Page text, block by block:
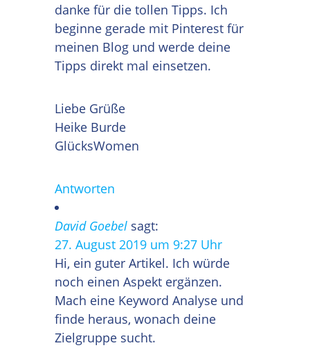
danke für die tollen Tipps. Ich
beginne gerade mit Pinterest für
meinen Blog und werde deine
Tipps direkt mal einsetzen.
Liebe Grüße
Heike Burde
GlücksWomen
Antworten
David Goebel sagt:
27. August 2019 um 9:27 Uhr
Hi, ein guter Artikel. Ich würde
noch einen Aspekt ergänzen.
Mach eine Keyword Analyse und
finde heraus, wonach deine
Zielgruppe sucht.